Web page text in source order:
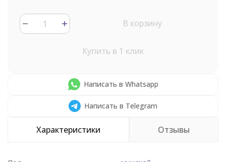
В корзину
Купить в 1 клик
Написать в Whatsapp
Написать в Telegram
Характеристики Отзывы